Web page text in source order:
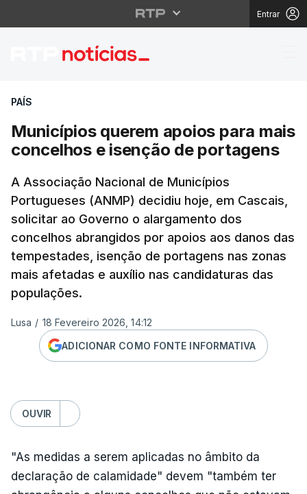
Entrar
Municípios querem
PAÍS
Municípios querem apoios para mais
concelhos e isenção de portagens
A Associação Nacional de Municípios
Portugueses (ANMP) decidiu hoje, em Cascais,
solicitar ao Governo o alargamento dos
concelhos abrangidos por apoios aos danos das
tempestades, isenção de portagens nas zonas
mais afetadas e auxílio nas candidaturas das
populações.
Lusa / 18 Fevereiro 2026, 14:12
ADICIONAR COMO FONTE INFORMATIVA
OUVIR
"As medidas a serem aplicadas no âmbito da
declaração de calamidade" devem "também ter